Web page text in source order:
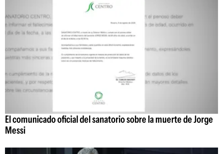
El comunicado oficial del sanatorio sobre la muerte de Jorge
Messi